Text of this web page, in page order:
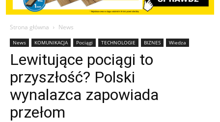
Strona główna News
News KOMUNIKACJA Pociągi TECHNOLOGIE BIZNES Wiedza
Lewitujące pociągi to
przyszłość? Polski
wynalazca zapowiada
przełom